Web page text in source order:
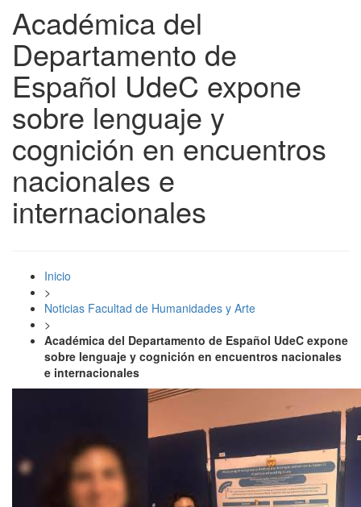
Académica del
Departamento de
Español UdeC expone
sobre lenguaje y
cognición en encuentros
nacionales e
internacionales
Inicio
>
Noticias Facultad de Humanidades y Arte
>
Académica del Departamento de Español UdeC expone
sobre lenguaje y cognición en encuentros nacionales
e internacionales